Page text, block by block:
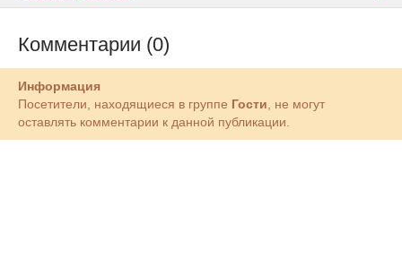
Комментарии (0)
Информация
Посетители, находящиеся в группе Гости, не могут
оставлять комментарии к данной публикации.